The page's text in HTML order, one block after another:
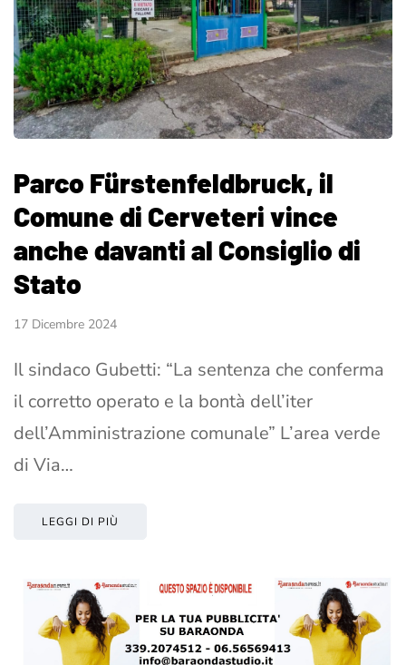
Parco Fürstenfeldbruck, il
Comune di Cerveteri vince
anche davanti al Consiglio di
Stato
17 Dicembre 2024
Il sindaco Gubetti: “La sentenza che conferma
il corretto operato e la bontà dell’iter
dell’Amministrazione comunale” L’area verde
di Via…
LEGGI DI PIÙ